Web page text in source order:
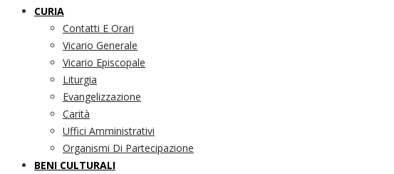
CURIA
Contatti E Orari
Vicario Generale
Vicario Episcopale
Liturgia
Evangelizzazione
Carità
Uffici Amministrativi
Organismi Di Partecipazione
BENI CULTURALI